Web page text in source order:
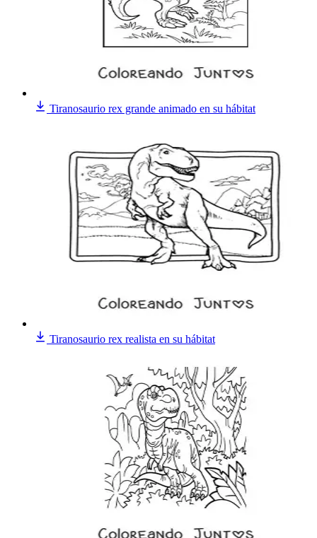
Tiranosaurio rex grande animado en su hábitat
Tiranosaurio rex realista en su hábitat